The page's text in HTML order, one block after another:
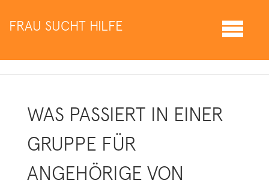
FRAU SUCHT HILFE
WAS PASSIERT IN EINER
GRUPPE FÜR
ANGEHÖRIGE VON